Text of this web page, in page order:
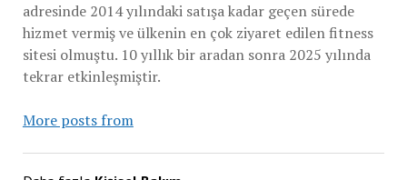
adresinde 2014 yılındaki satışa kadar geçen sürede
hizmet vermiş ve ülkenin en çok ziyaret edilen fitness
sitesi olmuştu. 10 yıllık bir aradan sonra 2025 yılında
tekrar etkinleşmiştir.
More posts from